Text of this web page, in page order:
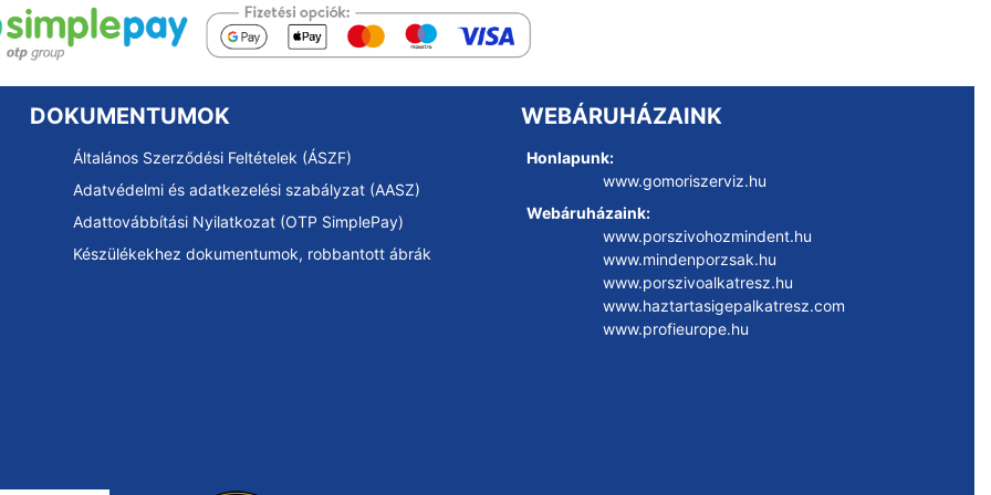
DOKUMENTUMOK
Általános Szerződési Feltételek (ÁSZF)
Adatvédelmi és adatkezelési szabályzat (AASZ)
Adattovábbítási Nyilatkozat (OTP SimplePay)
Készülékekhez dokumentumok, robbantott ábrák
WEBÁRUHÁZAINK
Honlapunk:
www.gomoriszerviz.hu
Webáruházaink:
www.porszivohozmindent.hu
www.mindenporzsak.hu
www.porszivoalkatresz.hu
www.haztartasigepalkatresz.com
www.profieurope.hu